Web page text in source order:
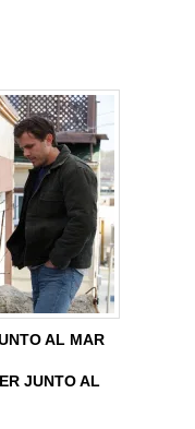
AL MAR
JUNTO AL